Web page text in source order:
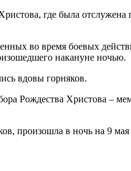
где была
во время боевых
накануне ночью.
вдовы горняков.
Рождества Христова –
произошла в ночь на 9 мая